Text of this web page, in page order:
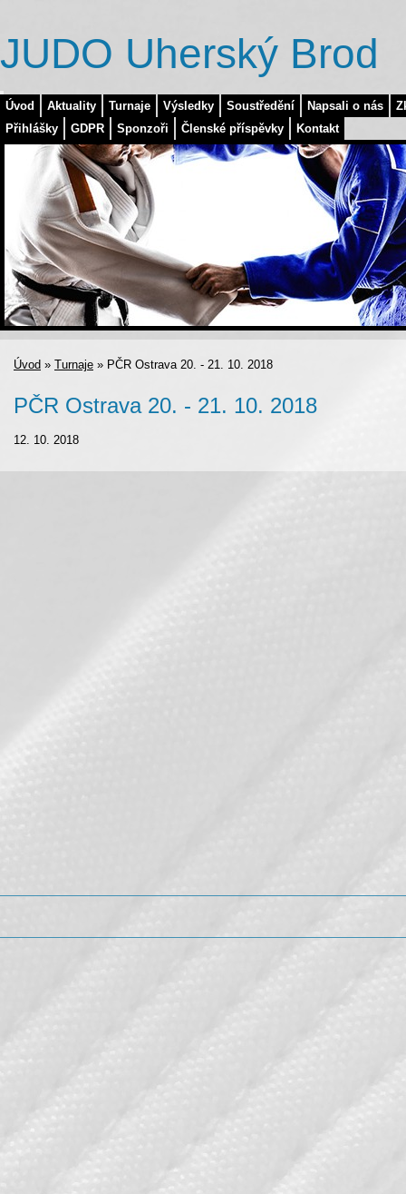
Úvod Aktuality Turnaje Výsledky Soustředění Napsali o nás
Přihlášky
GDPR Sponzoři Členské příspěvky Kontakt
JUDO Uherský Brod
Úvod » Turnaje » PČR Ostrava 20. - 21. 10. 2018
PČR Ostrava 20. - 21. 10. 2018
12. 10. 2018